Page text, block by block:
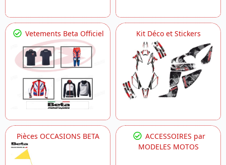
Vetements Beta Officiel Kit Déco et Stickers
Pièces OCCASIONS BETA
ACCESSOIRES par
MODELES MOTOS